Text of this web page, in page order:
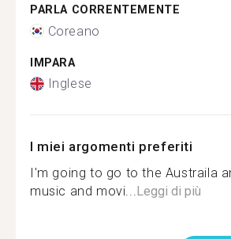
PARLA CORRENTEMENTE
Coreano
IMPARA
Inglese
I miei argomenti preferiti
I'm going to go to the Austraila
music and movi...Leggi di più